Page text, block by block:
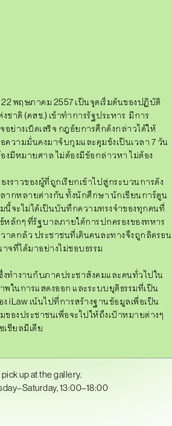
q
u
a
n
t
i
t
พฤษภาคม 2557 เป็นจุดเริ่มต้นของปฏิบัติ
ชาติ (คสช.) เข้าทำการรัฐประหาร มีการ
ย่างเบ็ดเสร็จ กฎอัยการศึกดังกล่าวได้ให้
วามมั่นคงมาจับกุมและคุมขังเป็นเวลา 7 วัน
งมีหมายศาล ไม่ต้องมีข้อกล่าวหา ไม่ต้อง
องราวของผู้ที่ถูกเรียกเข้าไปสู่กระบวนการดัง
กหลายต่างกัน ทั้งนักศึกษา นักเขียนการ์ตูน
มนี้จะไม่ได้เป็นบันทึกความทรงจำของทุกคนที่
ลักๆ ที่รัฐบาลภายใต้การปกครองของทหาร
าดกลัว ประชาชนที่เดินคนละทางจึงถูกลิดรอน
จที่ได้มาอย่างไม่ชอบธรรม
ทำงานกับภาคประชาสังคมและคนทั่วไปใน
พในการแสดงออก และระบบยุติธรรมที่เป็น
iLaw เน้นไปที่การสร้างฐานข้อมูลเพื่อเป็น
องประชาชนเพื่อจะไปให้ถึงเป้าหมายต่างๆ
ชียลมีเดีย
up at the gallery.
13:00–18:00